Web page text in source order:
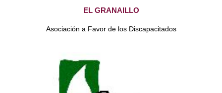
EL GRANAILLO
Asociación a Favor de los Discapacitados